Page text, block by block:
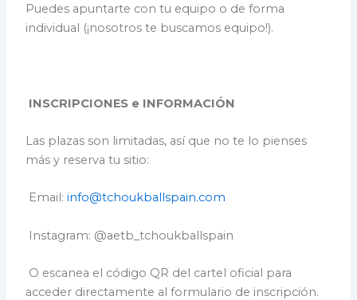
Puedes apuntarte con tu equipo o de forma
individual (¡nosotros te buscamos equipo!).
INSCRIPCIONES e INFORMACIÓN
Las plazas son limitadas, así que no te lo pienses
más y reserva tu sitio:
Email:info@tchoukballspain.com
Instagram: @aetb_tchoukballspain
O escanea el código QR del cartel oficial para
acceder directamente al formulario de inscripción.